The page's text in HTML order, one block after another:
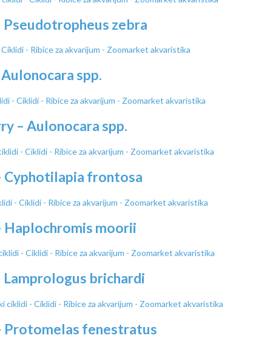
zebra
spp.
– Aulonocara spp.
Cyphotilapia frontosa
moorii
brichardi
Protomelas fenestratus